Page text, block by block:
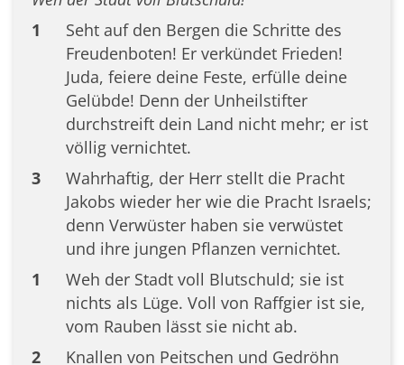
1
Seht auf den Bergen die Schritte des
Freudenboten! Er verkündet Frieden!
Juda, feiere deine Feste, erfülle deine
Gelübde! Denn der Unheilstifter
durchstreift dein Land nicht mehr; er ist
völlig vernichtet.
3
Wahrhaftig, der Herr stellt die Pracht
Jakobs wieder her wie die Pracht Israels;
denn Verwüster haben sie verwüstet
und ihre jungen Pflanzen vernichtet.
1
Weh der Stadt voll Blutschuld; sie ist
nichts als Lüge. Voll von Raffgier ist sie,
vom Rauben lässt sie nicht ab.
2
Knallen von Peitschen und Gedröhn